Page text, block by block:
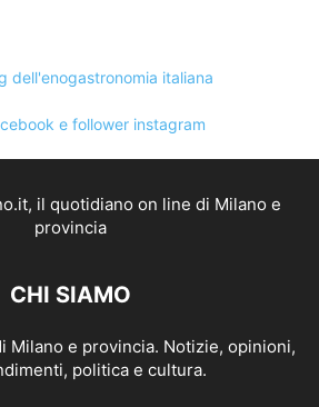
CHI SIAMO
Milano e provincia. Notizie, opinioni,
politica e cultura.